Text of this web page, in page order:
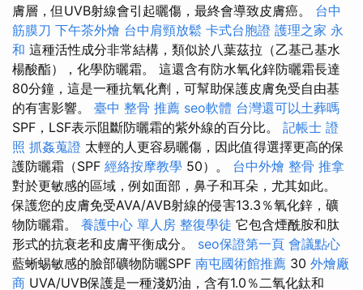
膚層，但UVB射線會引起曬傷，最終會導致皮膚癌。 台中
筋膜刀 下午茶外燴 台中肩頸放鬆 卡式台胞證 護理之家 永
和 這種活性成分非常結構，類似於八葉茲拉（乙基己基水
楊酸酯），化學防曬霜。 這還含有防水氧化鋅防曬霜長達
80分鐘，這是一種抗氧化劑，可幫助保護皮膚免受自由基
的有害影響。 臺中 整骨 推薦 seo軟體 台灣還可以土葬嗎
SPF，LSF表示阻斷防曬霜的紫外線的百分比。 記帳士 證
照 抓姦蒐證 太輕的人更容易曬傷，因此值得選擇更高的保
護防曬霜（SPF 經絡按摩教學 50）。 台中外燴 整骨 推拿
對於更敏感的區域，例如面部，鼻子和耳朵，尤其如此。
保護您的皮膚免受AVA/AVB射線的侵害13.3％氧化鋅，礦
物防曬霜。 養護中心 單人房 整復學徒 它包含煙酰胺和肽
形式的抗衰老和皮膚平衡成分。 seo保證第一頁 會議點心
藍蜥蜴敏感的臉部礦物防曬SPF 南屯國術館推薦 30 外燴廠
商 UVA/UVB保護是一種淺奶油，含有1.0％二氧化鈦和